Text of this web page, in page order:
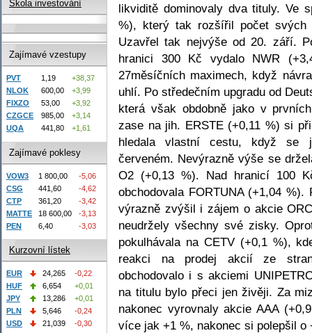
likviditě dominovaly dva tituly. Ve
%), který tak rozšířil počet
Uzavřel tak nejvýše od 20. září.
hranici 300 Kč vydalo NWR
27měsíčních maximech, když
uhlí. Po středečním upgradu od
která však obdobně jako v
zase na jih. ERSTE (+0,11 %) si
hledala vlastní cestu, když se
červeném. Nevýrazně výše se
O2 (+0,13 %). Nad hranicí 100
obchodovala FORTUNA (+1,04
výrazně zvýšil i zájem o akcie
neudržely všechny své zisky.
pokulhávala na CETV (+0,1 %),
reakci na prodej akcií ze
obchodovalo i s akciemi
na titulu bylo přeci jen živěji. Za
nakonec vyrovnaly akcie AAA
více jak +1 %, nakonec si polepšil o
Škola investování
Zajímavé vzestupy
PVT 1,19
+38,37
NLOK
600,00
+3,99
FIXZO
53,00
+3,92
CZGCE
985,00
+3,14
UQA
441,80 +1,61
Zajímavé poklesy
VOW3 1 800,00
-5,06
CSG
441,60
-4,62
CTP
361,20
-3,42
MATTE
18 600,00
-3,13
PEN
6,40 -3,03
Kurzovní lístek
EUR 24,265
-0,22
HUF
6,654
+0,01
JPY
13,286
+0,01
PLN
5,646
-0,24
USD
21,039 -0,30